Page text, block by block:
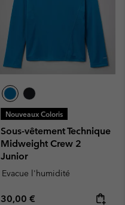
Nouveaux Coloris
Sous-vêtement Technique
Midweight Crew 2
Junior
Evacue l'humidité
Regular price:
30,00 €